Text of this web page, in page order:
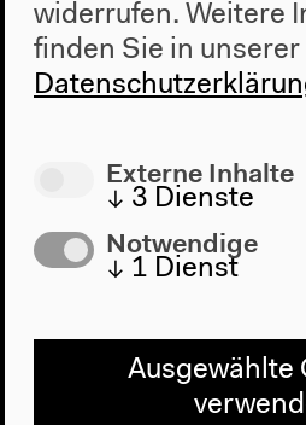
Subkultur: Wie Sonic Fiction
Schwarzen Community und
Aktivismus und der Befreiung
sprechen Holger Schulze und
Mehr zum Podcast
widerrufen. Weitere
finden Sie in unserer
Externe Inhalte
↓ 3 Dienste
Notwendige
↓ 1 Dienst
Ausgewählte